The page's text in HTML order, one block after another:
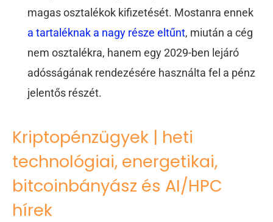
magas osztalékok kifizetését. Mostanra ennek
a tartaléknak a nagy része eltűnt, miután a cég
nem osztalékra, hanem egy 2029-ben lejáró
adósságának rendezésére használta fel a pénz
jelentős részét.
Kriptopénzügyek | heti
technológiai, energetikai,
bitcoinbányász és AI/HPC
hírek